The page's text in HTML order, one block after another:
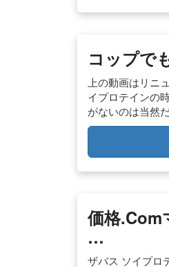
コップで
上の動画はリニ
イプロテインの
がないのは当然だ
価格.com
…
ザバス ソイプロ